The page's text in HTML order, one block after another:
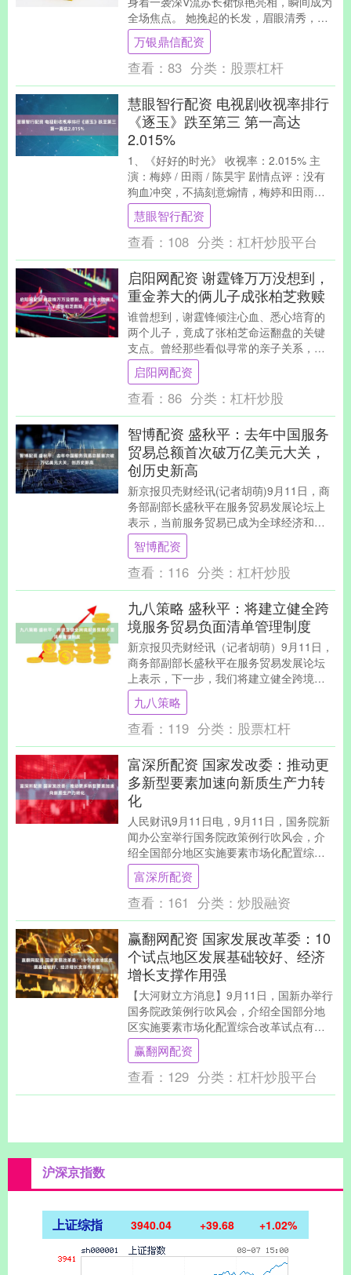
全场焦点。 她挽起的长发，眉眼清秀，姿
态优雅且松弛，仿佛偌大的秀场就是她专
属的舞台。 ....
万银鼎信配资
查看： 83 分类： 股票杠杆
慧眼智行配资 电视剧收视率排行
《逐玉》跌至第三 第一高达
2.015%
1、《好好的时光》 收视率：2.015% 主
演：梅婷 / 田雨 / 陈昊宇 剧情点评：没有
狗血冲突，不搞刻意煽情，梅婷和田雨把
半路夫妻的细腻与踏实演到了骨子里，....
慧眼智行配资
查看： 108 分类： 杠杆炒股平台
启阳网配资 谢霆锋万万没想到，
重金养大的俩儿子成张柏芝救赎
谁曾想到，谢霆锋倾注心血、悉心培育的
两个儿子，竟成了张柏芝命运翻盘的关键
支点。曾经那些看似寻常的亲子关系，随
着时光流转，早已升华成了她穿越风雨、
直面人生的坚实盾....
启阳网配资
查看： 86 分类： 杠杆炒股
智博配资 盛秋平：去年中国服务
贸易总额首次破万亿美元大关，
创历史新高
新京报贝壳财经讯(记者胡萌)9月11日，商
务部副部长盛秋平在服务贸易发展论坛上
表示，当前服务贸易已成为全球经济和贸
易增长的新引擎，中国服务贸易发展进入
了高质量发....
智博配资
查看： 116 分类： 杠杆炒股
九八策略 盛秋平：将建立健全跨
境服务贸易负面清单管理制度
新京报贝壳财经讯（记者胡萌）9月11日，
商务部副部长盛秋平在服务贸易发展论坛
上表示，下一步，我们将建立健全跨境服
务贸易负面清单管理制度，推动扩大电
信、医疗领域开....
九八策略
查看： 119 分类： 股票杠杆
富深所配资 国家发改委：推动更
多新型要素加速向新质生产力转
化
人民财讯9月11日电，9月11日，国务院新
闻办公室举行国务院政策例行吹风会，介
绍全国部分地区实施要素市场化配置综合
改革试点有关情况。国家发展改革委副主
任李春临表....
富深所配资
查看： 161 分类： 炒股融资
赢翻网配资 国家发展改革委：10
个试点地区发展基础较好、经济
增长支撑作用强
【大河财立方消息】9月11日，国新办举行
国务院政策例行吹风会，介绍全国部分地
区实施要素市场化配置综合改革试点有关
情况。 国家发展改革委副主任李春临在会
上介绍，国....
赢翻网配资
查看： 129 分类： 杠杆炒股平台
沪深京指数
上证综指 3940.04 +39.68 +1.02%